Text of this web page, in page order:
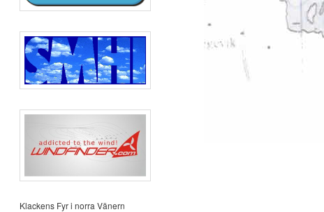
Klackens Fyr i norra Vänern